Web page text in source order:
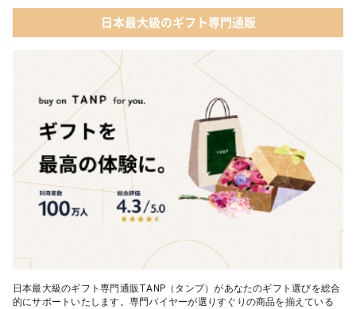
日本最大級のギフト専門通販
日本最大級のギフト専門通販TANP（タンプ）があなたのギフト選びを総合
的にサポートいたします。専門バイヤーが選りすぐりの商品を揃えている